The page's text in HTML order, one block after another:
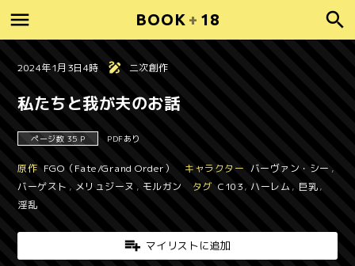
BOOK + 18
2024年1月3日4時 二次創作
私たちと我が夫のお話
ページ数 35 P PDFあり
原作 FGO（Fate/Grand Order） キャラクター バーヴァン・シー ,
バーゲスト , メリュジーヌ , モルガン タグ C103, ハーレム , 巨乳,
淫乱
マイリストに追加